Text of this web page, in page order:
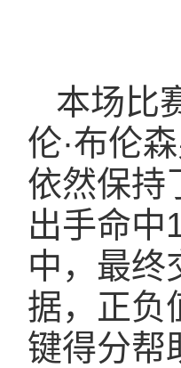
本场比
伦·布伦
依然保持
出手命中
中，最终
据，正负
键得分帮